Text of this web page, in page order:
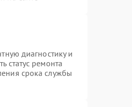
диагностику и
статус ремонта
срока службы